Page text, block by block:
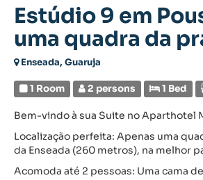
Estúdio 9 em
uma quadra da
Enseada, Guaruja
1 Room 2 persons 1 Bed
Bem-vindo à sua Suite no Aparthotel
Localização perfeita: Apenas uma
da Enseada (260 metros), na melhor
Acomoda até 2 pessoas: Uma cama